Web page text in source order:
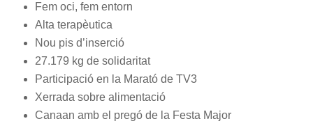
Fem oci, fem entorn
Alta terapèutica
Nou pis d’inserció
27.179 kg de solidaritat
Participació en la Marató de TV3
Xerrada sobre alimentació
Canaan amb el pregó de la Festa Major